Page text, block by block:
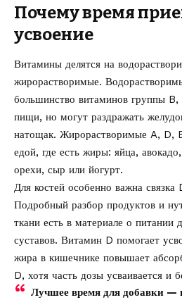
Почему время
усвоение
Витамины делятся на
жирорастворимые.
большинство витаминов группы
пищи, но могут раздражать
натощак. Жирорастворимые A, D,
едой, где есть жиры: яйца,
орехи, сыр или йогурт.
Для костей особенно важна
Подробный разбор продуктов и
ткани есть в материале о питании
суставов. Витамин D помогает
жира в кишечнике повышает
D, хотя часть дозы усваивается и
Лучшее время для добавки —